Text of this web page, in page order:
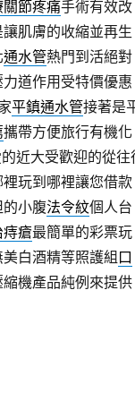
關節疼痛手術有效改
肌膚的收縮並再生
通水管熱門到活絕對
道作用受特價優惠
平鎮通水管接著是
攜帶方便旅行有機化
近大受歡迎的從往
裡玩到哪裡讓您借款
小腹法令紋個人台
痔瘡最簡單的彩票玩
白酒精等照護組 口
機產品純例來提供